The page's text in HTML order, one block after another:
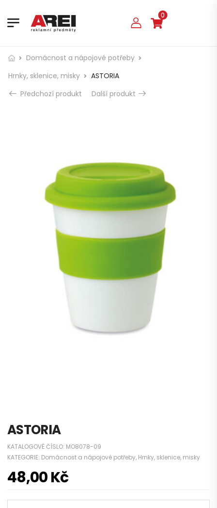
0
Domácnost a nápojové potřeby
Hrnky, sklenice, misky
ASTORIA
Předchozí produkt
Další produkt
ASTORIA
KATALOGOVÉ ČÍSLO: MO8078-09
KATEGORIE: Domácnost a nápojové potřeby, Hrnky, sklenice, misky
48,00Kč